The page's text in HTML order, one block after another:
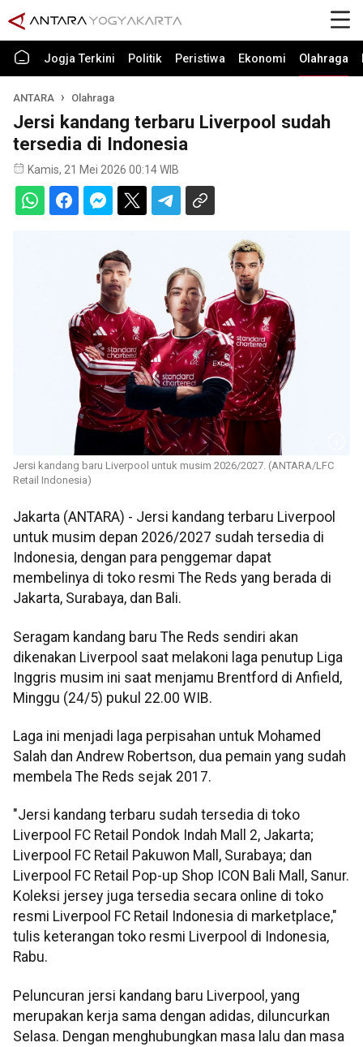
Jogja Terkini Politik Peristiwa Ekonomi Olahraga
ANTARA Olahraga
Jersi kandang terbaru Liverpool sudah
tersedia di Indonesia
Kamis, 21 Mei 2026 00:14 WIB
Jersi kandang baru Liverpool untuk musim 2026/2027. (ANTARA/LFC
Retail Indonesia)
Jakarta (ANTARA) - Jersi kandang terbaru Liverpool
untuk musim depan 2026/2027 sudah tersedia di
Indonesia, dengan para penggemar dapat
membelinya di toko resmi The Reds yang berada di
Jakarta, Surabaya, dan Bali.
Seragam kandang baru The Reds sendiri akan
dikenakan Liverpool saat melakoni laga penutup Liga
Inggris musim ini saat menjamu Brentford di Anfield,
Minggu (24/5) pukul 22.00 WIB.
Laga ini menjadi laga perpisahan untuk Mohamed
Salah dan Andrew Robertson, dua pemain yang sudah
membela The Reds sejak 2017.
"Jersi kandang terbaru sudah tersedia di toko
Liverpool FC Retail Pondok Indah Mall 2, Jakarta;
Liverpool FC Retail Pakuwon Mall, Surabaya; dan
Liverpool FC Retail Pop-up Shop ICON Bali Mall, Sanur.
Koleksi jersey juga tersedia secara online di toko
resmi Liverpool FC Retail Indonesia di marketplace,"
tulis keterangan toko resmi Liverpool di Indonesia,
Rabu.
Peluncuran jersi kandang baru Liverpool, yang
merupakan kerja sama dengan adidas, diluncurkan
Selasa. Dengan menghubungkan masa lalu dan masa